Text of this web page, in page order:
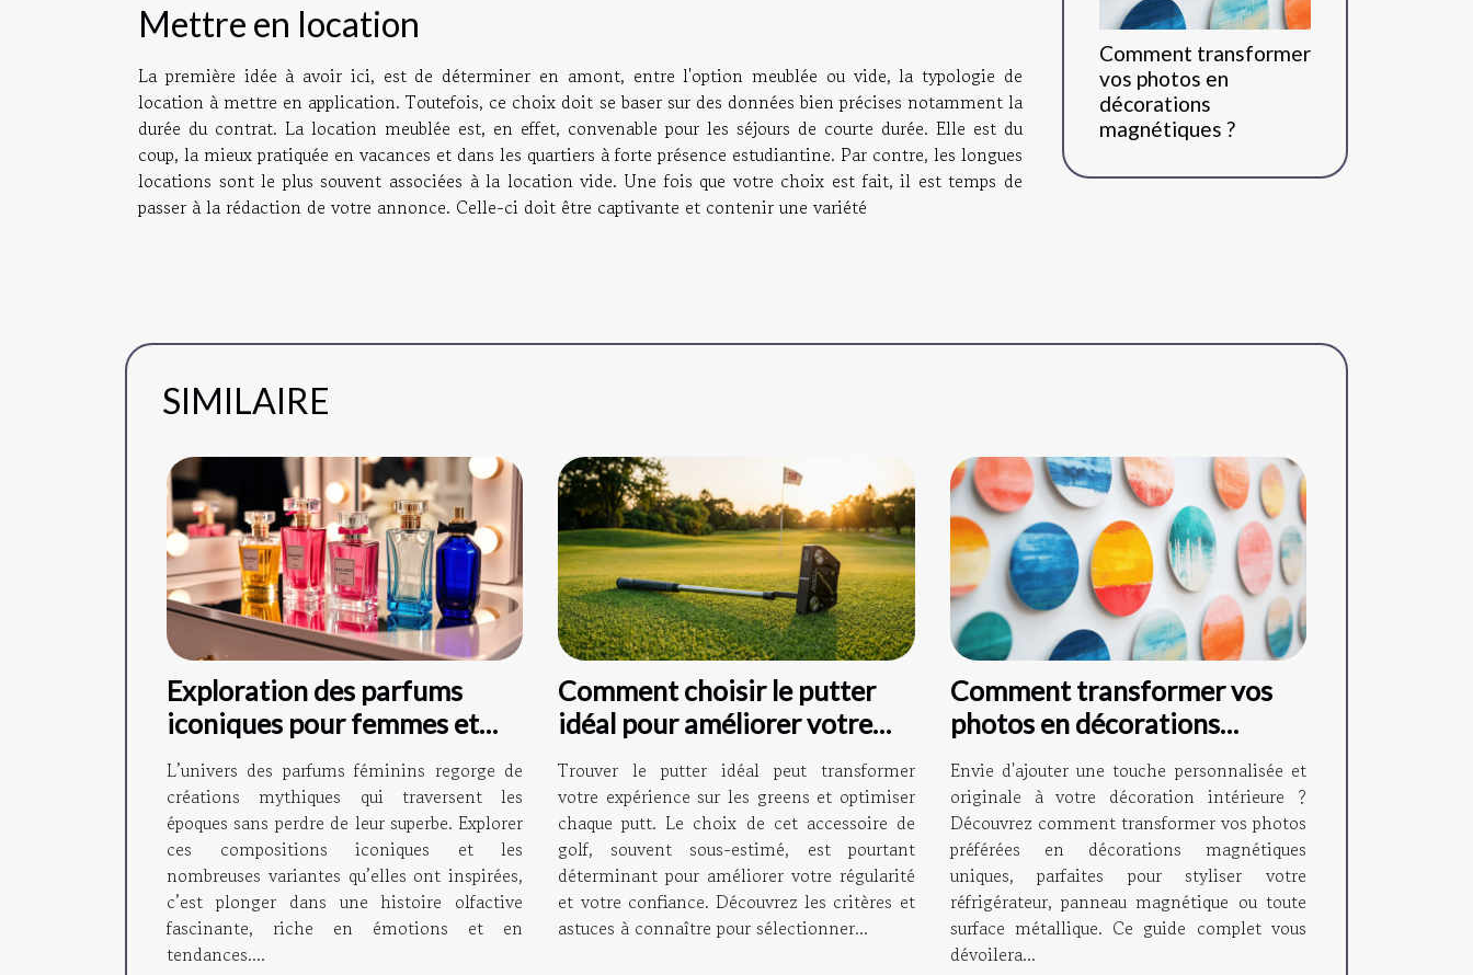
Mettre en location
La première idée à avoir ici, est de déterminer en amont, entre l'option meublée ou vide, la typologie de
location à mettre en application. Toutefois, ce choix doit se baser sur des données bien précises notamment la
durée du contrat. La location meublée est, en effet, convenable pour les séjours de courte durée. Elle est du
coup, la mieux pratiquée en vacances et dans les quartiers à forte présence estudiantine. Par contre, les longues
locations sont le plus souvent associées à la location vide. Une fois que votre choix est fait, il est temps de
passer à la rédaction de votre annonce. Celle-ci doit être captivante et contenir une variété
Comment transformer
vos photos en
décorations
magnétiques ?
SIMILAIRE
Exploration des parfums
iconiques pour femmes et
leurs variantes ?
L’univers des parfums féminins regorge de
créations mythiques qui traversent les
époques sans perdre de leur superbe. Explorer
ces compositions iconiques et les
nombreuses variantes qu’elles ont inspirées,
c’est plonger dans une histoire olfactive
fascinante, riche en émotions et en
tendances....
Comment choisir le putter
idéal pour améliorer votre
jeu ?
Trouver le putter idéal peut transformer
votre expérience sur les greens et optimiser
chaque putt. Le choix de cet accessoire de
golf, souvent sous-estimé, est pourtant
déterminant pour améliorer votre régularité
et votre confiance. Découvrez les critères et
astuces à connaître pour sélectionner...
Comment transformer vos
photos en décorations
magnétiques ?
Envie d'ajouter une touche personnalisée et
originale à votre décoration intérieure ?
Découvrez comment transformer vos photos
préférées en décorations magnétiques
uniques, parfaites pour styliser votre
réfrigérateur, panneau magnétique ou toute
surface métallique. Ce guide complet vous
dévoilera...